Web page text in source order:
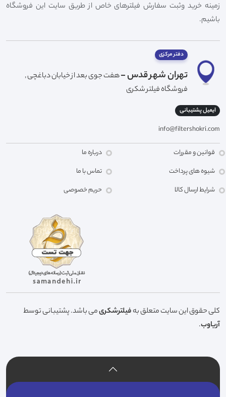
زمینه خرید وثبت سفارش فیلترهای خاص از طریق سایت این فروشگاه
باشیم.
دفتر مرکزی
تهران شهر قدس -هفت جوی بعد از خیابان دباغچی ,
فروشگاه فیلتر شکری
ایمیل پشتیبانی
info@filtershokri.com
قوانین و مقررات
شیوه های پرداخت
شرایط ارسال کالا
درباره ما
تماس با ما
حریم خصوصی
کلی حقوق این سایت متعلق بهفیلترشکریمی باشد. پشتیبانی توسط
آریاوب.